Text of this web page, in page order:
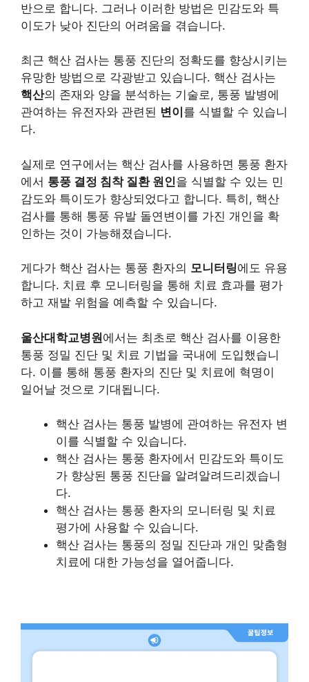
반으로 합니다. 그러나 이러한 방법은 민감도와 특
이도가 낮아 진단의 어려움을 겪습니다.
최근 핵산 검사는 통풍 진단의 정확도를 향상시키는
유망한 방법으로 각광받고 있습니다. 핵산 검사는
핵산의 존재와 양을 분석하는 기술로, 통풍 발병에
관여하는 유전자와 관련된 변이 를 식별할 수 있습니
다.
실제로 연구에서는 핵산 검사를 사용하면 통풍 환자
에서 통풍 결정 침착 질환 원인을 식별할 수 있는 민
감도와 특이도가 향상되었다고 합니다. 특히, 핵산
검사를 통해 통풍 유발 돌연변이를 가진 개인을 확
인하는 것이 가능해졌습니다.
게다가 핵산 검사는 통풍 환자의 모니터링에도 유용
합니다. 치료 후 모니터링을 통해 치료 효과를 평가
하고 재발 위험을 예측할 수 있습니다.
울산대학교병원에서는 최초로 핵산 검사를 이용한
통풍 정밀 진단 및 치료 기법을 국내에 도입했습니
다. 이를 통해 통풍 환자의 진단 및 치료에 혁명이
일어날 것으로 기대됩니다.
핵산 검사는 통풍 발병에 관여하는 유전자 변
이를 식별할 수 있습니다.
핵산 검사는 통풍 환자에서 민감도와 특이도
가 향상된 통풍 진단을 알려알려드리겠습니
다.
핵산 검사는 통풍 환자의 모니터링 및 치료
평가에 사용할 수 있습니다.
핵산 검사는 통풍의 정밀 진단과 개인 맞춤형
치료에 대한 가능성을 열어줍니다.